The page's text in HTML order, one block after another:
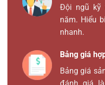
Đội ngũ kỹ
năm. Hiểu
nhanh.
Bảng giá
Bảng giá